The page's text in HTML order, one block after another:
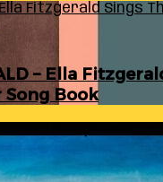
Ella Fitzgerald Sings
– Ella
Song Book